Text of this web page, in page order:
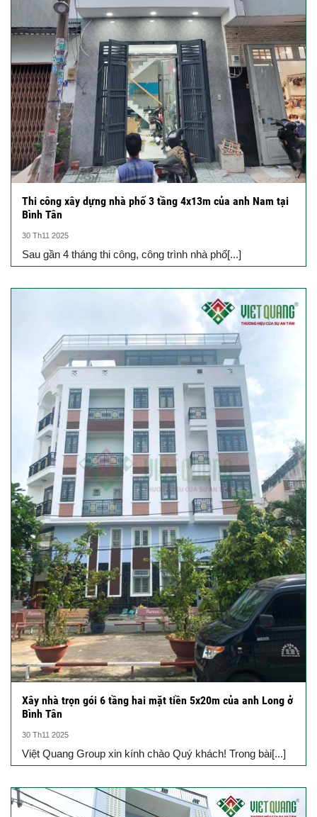
Thi công xây dựng nhà phố 3 tầng 4x13m của anh Nam tại
Bình Tân
30 Th11 2025
Sau gần 4 tháng thi công, công trình nhà phố[...]
Xây nhà trọn gói 6 tầng hai mặt tiền 5x20m của anh Long ở
Bình Tân
30 Th11 2025
Việt Quang Group xin kính chào Quý khách! Trong bài[...]